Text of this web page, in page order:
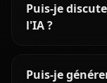
Puis-je
l'IA ?
Puis-je